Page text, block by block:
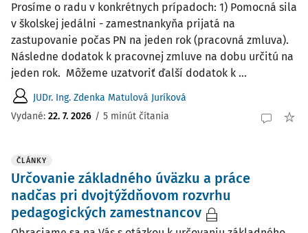
Prosíme o radu v konkrétnych prípadoch: 1) Pomocná sila
v školskej jedálni - zamestnankyňa prijatá na
zastupovanie počas PN na jeden rok (pracovná zmluva).
Následne dodatok k pracovnej zmluve na dobu určitú na
jeden rok. Môžeme uzatvoriť ďalší dodatok k ...
JUDr. Ing. Zdenka Matulová Juríková
Vydané: 22. 7. 2026 / 5 minút čítania
ČLÁNKY
Určovanie základného úväzku a práce
nadčas pri dvojtýždňovom rozvrhu
pedagogických zamestnancov